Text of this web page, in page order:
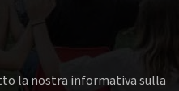
la nostra informativa sulla